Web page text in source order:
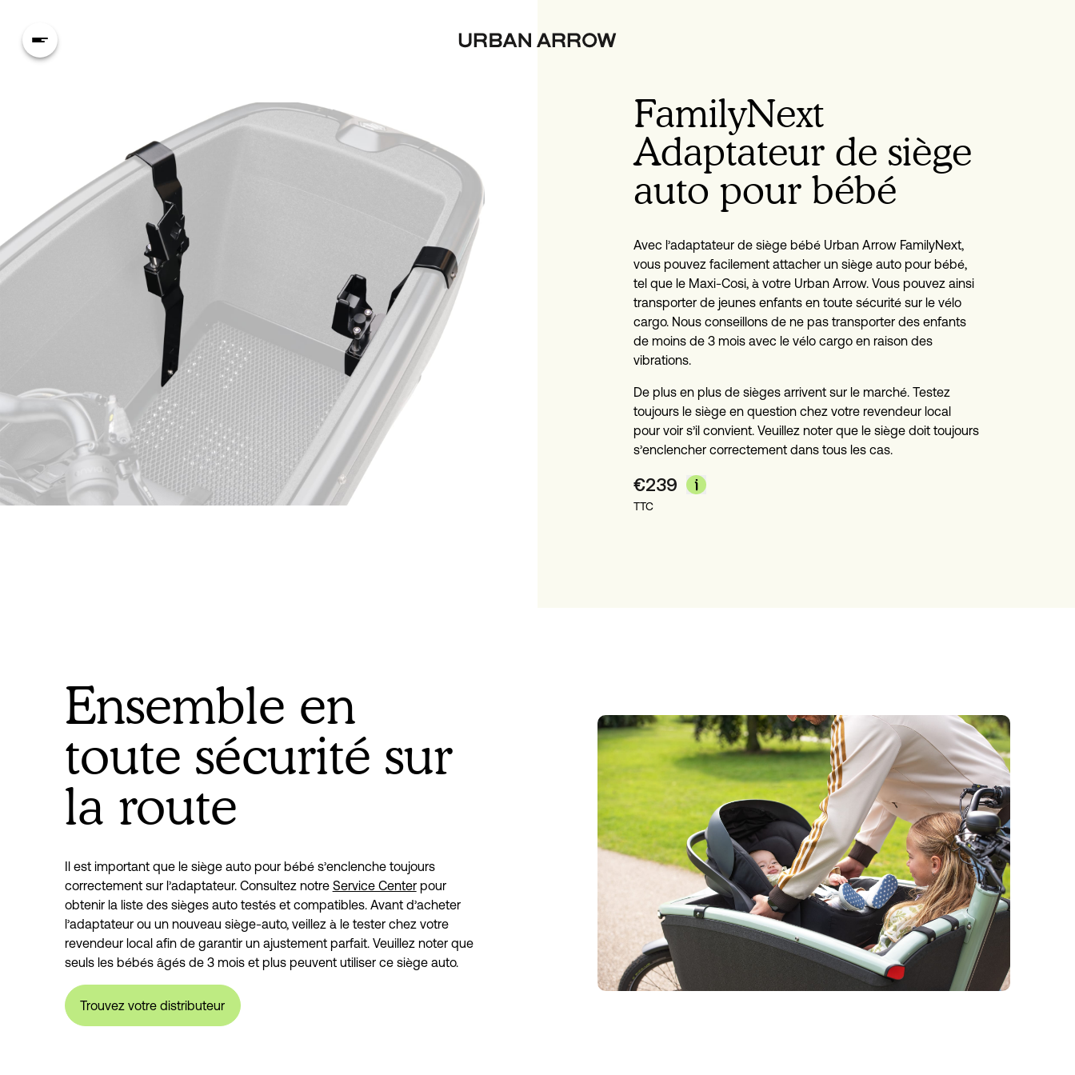
FamilyNext
Adaptateur de siège
auto pour bébé
Avec l’adaptateur de siège bébé Urban Arrow FamilyNext,
vous pouvez facilement attacher un siège auto pour bébé,
tel que le Maxi-Cosi, à votre Urban Arrow. Vous pouvez ainsi
transporter de jeunes enfants en toute sécurité sur le vélo
cargo. Nous conseillons de ne pas transporter des enfants
de moins de 3 mois avec le vélo cargo en raison des
vibrations.
De plus en plus de sièges arrivent sur le marché. Testez
toujours le siège en question chez votre revendeur local
pour voir s’il convient. Veuillez noter que le siège doit toujours
s’enclencher correctement dans tous les cas.
€239
TTC
Ensemble en
toute sécurité sur
la route
Il est important que le siège auto pour bébé s’enclenche toujours
correctement sur l’adaptateur. Consultez notre Service Center pour
obtenir la liste des sièges auto testés et compatibles. Avant d’acheter
l’adaptateur ou un nouveau siège-auto, veillez à le tester chez votre
revendeur local afin de garantir un ajustement parfait. Veuillez noter que
seuls les bébés âgés de 3 mois et plus peuvent utiliser ce siège auto.
Trouvez votre distributeur